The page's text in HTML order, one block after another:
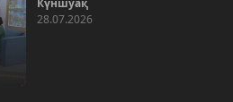
Күншуақ
28.07.2026